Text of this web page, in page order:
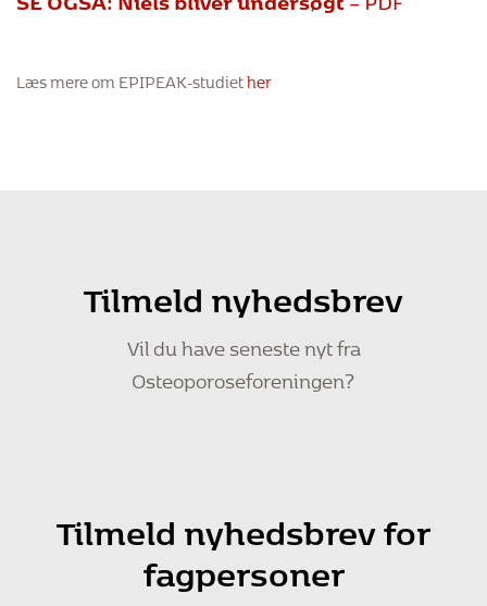
Læs mere om EPIPEAK-studiether
Tilmeld nyhedsbrev
Vil du have seneste nyt fra
Osteoporoseforeningen?
Tilmeld nyhedsbrev for
fagpersoner